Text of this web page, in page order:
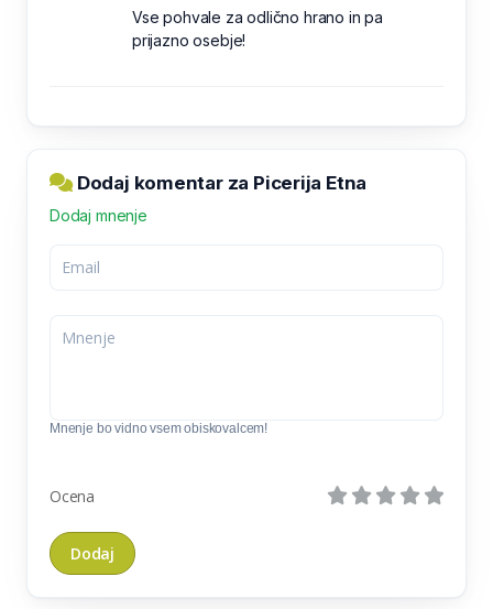
Vse pohvale za odlično hrano in pa
prijazno osebje!
Dodaj komentar za Picerija Etna
Dodaj mnenje
Mnenje bo vidno vsem obiskovalcem!
Ocena